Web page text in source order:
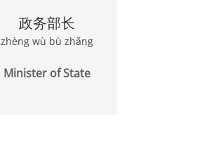
政务部长
zhèng wù bù zhǎng
Minister of State